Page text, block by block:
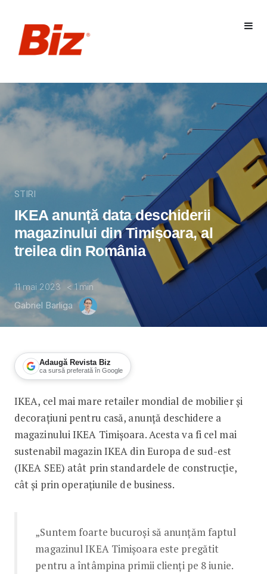
STIRI
IKEA anunță data deschiderii
magazinului din Timișoara, al
treilea din România
11 mai 2023 < 1min
Gabriel Barliga
Adaugă Revista Biz
ca sursă preferată în Google
IKEA anunță data deschiderii
IKEA, cel mai mare retailer mondial de mobilier și
decorațiuni pentru casă, anunță deschidere a
magazinului IKEA Timișoara. Acesta va fi cel mai
sustenabil magazin IKEA din Europa de sud-est
(IKEA SEE) atât prin standardele de construcție,
cât și prin operațiunile de business.
„Suntem foarte bucuroși să anunțăm faptul
magazinul IKEA Timișoara este pregătit
pentru a întâmpina primii clienți pe 8 iunie.